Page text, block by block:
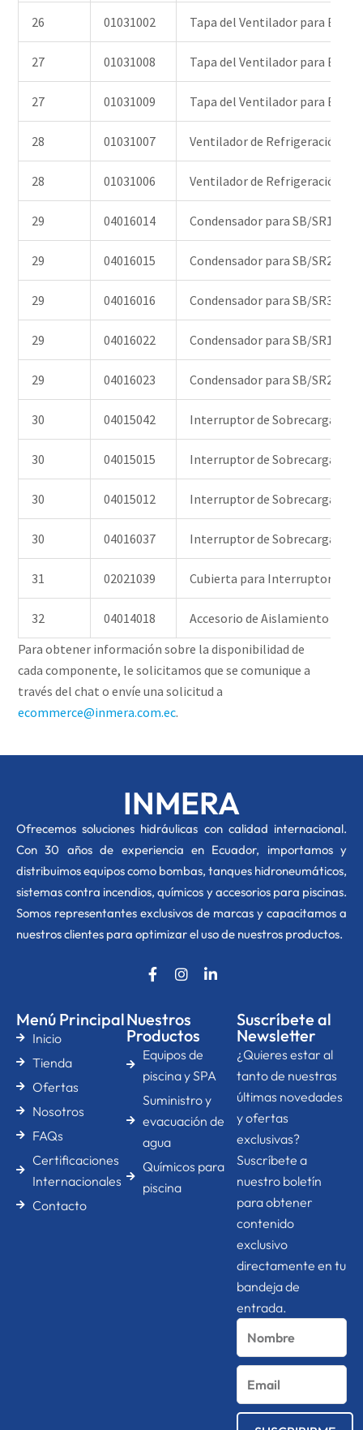
26 01031002 Tapa del Ventilador para
27 01031008 Tapa del Ventilador para
27 01031009 Tapa del Ventilador para
28 01031007 Ventilador de Refrigeración
28 01031006 Ventilador de Refrigeración
29 04016014 Condensador para SB/SR10/
29 04016015 Condensador para SB/SR20
29 04016016 Condensador para SB/SR30
29 04016022 Condensador para SB/SR10/
29 04016023 Condensador para SB/SR20/
30 04015042 Interruptor de Sobrecarga
30 04015015 Interruptor de Sobrecarga
30 04015012 Interruptor de Sobrecarga
30 04016037 Interruptor de Sobrecarga
31 02021039 Cubierta para Interruptor de
32 04014018
Accesorio de Aislamiento
Para obtener información sobre la disponibilidad de
cada componente, le solicitamos que se comunique a
través del chat o envíe una solicitud a
ecommerce@inmera.com.ec.
INMERA
Ofrecemos soluciones hidráulicas con calidad internacional.
Con 30 años de experiencia en Ecuador, importamos y
distribuimos equipos como bombas, tanques hidroneumáticos,
sistemas contra incendios, químicos y accesorios para piscinas.
Somos representantes exclusivos de marcas y capacitamos a
nuestros clientes para optimizar el uso de nuestros productos.
F
a
e
b
o
o
k
f
I
n
t
a
g
r
a
m
L
n
i
n
Menú Principal
Inicio
Tienda
Ofertas
Nosotros
FAQs
Certificaciones
Internacionales
Contacto
Nuestros
Productos
Equipos de
piscina y SPA
Suministro y
evacuación de
agua
Químicos para
piscina
Suscríbete al
Newsletter
¿Quieres estar al
tanto de nuestras
últimas novedades
y ofertas
exclusivas?
Suscríbete a
nuestro boletín
para obtener
contenido
exclusivo
directamente en tu
bandeja de
entrada.